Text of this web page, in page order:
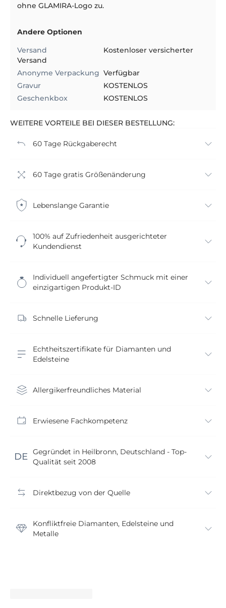
ohne GLAMIRA-Logo zu.
Andere Optionen
Versand
Kostenloser versicherter
Versand
Anonyme Verpackung Verfügbar
Gravur
KOSTENLOS
Geschenkbox
KOSTENLOS
WEITERE VORTEILE BEI DIESER BESTELLUNG:
60 Tage Rückgaberecht
60 Tage gratis Größenänderung
Lebenslange Garantie
100% auf Zufriedenheit ausgerichteter
Kundendienst
Individuell angefertigter Schmuck mit einer
einzigartigen Produkt-ID
Schnelle Lieferung
Echtheitszertifikate für Diamanten und
Edelsteine
Allergikerfreundliches Material
Erwiesene Fachkompetenz
Gegründet in Heilbronn, Deutschland - Top-
Qualität seit 2008
Direktbezug von der Quelle
Konfliktfreie Diamanten, Edelsteine und
Metalle